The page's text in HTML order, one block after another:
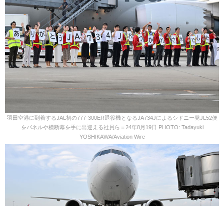
羽田空港に到着するJAL初の777-300ER退役機となるJA734Jによるシドニー発JL52便
をパネルや横断幕を手に出迎える社員ら＝24年8月19日 PHOTO: Tadayuki
YOSHIKAWA/Aviation Wire